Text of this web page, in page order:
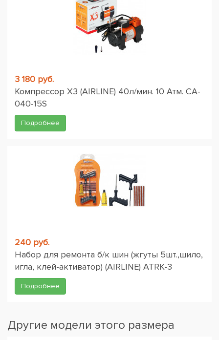
3 180 руб.
Компрессор X3 (AIRLINE) 40л/мин. 10 Атм. CA-
040-15S
Подробнее
240 руб.
Набор для ремонта б/к шин (жгуты 5шт.,шило,
игла, клей-активатор) (AIRLINE) ATRK-3
Подробнее
Другие модели этого размера